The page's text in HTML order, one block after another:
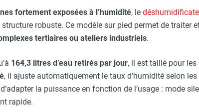
DS - TROTEC
XL - HUSQVARNA
M - HUSQVARNA
fortement exposées à l’humidité, le
structure robuste. Ce modèle sur pied permet de traiter
tertiaires ou ateliers industriels.
164,3 litres d’eau retirés par jour, il est taillé pour
, il ajuste automatiquement le taux d’humidité selon
la puissance en fonction de l’usage : mode
rapide.